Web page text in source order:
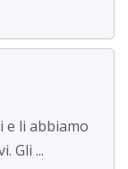
e li abbiamo
Gli ...